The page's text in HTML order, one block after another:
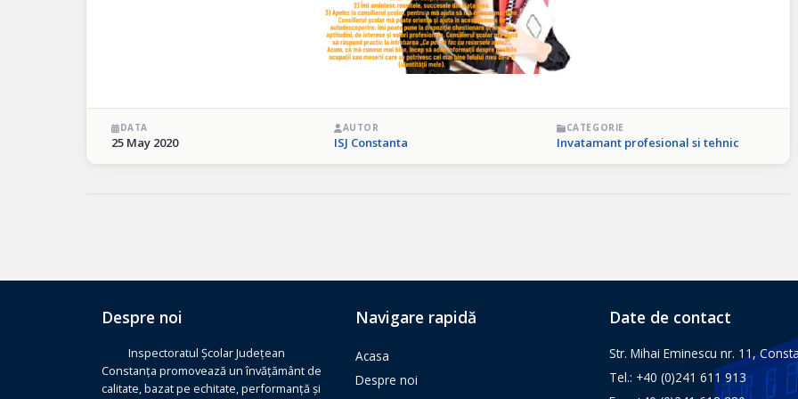
DATA
25 May 2020
AUTOR
ISJ Constanta
CATEGORIE
Invatamant profesional si tehnic
Despre noi
Inspectoratul Școlar Județean
Constanța promovează un învățământ de
calitate, bazat pe echitate, performanță și
Navigare rapidă
Acasa
Despre noi
Date de contact
Str. Mihai Eminescu nr. 11,
Tel.: +40 (0)241 611 913